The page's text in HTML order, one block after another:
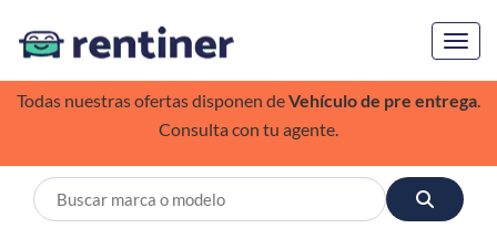
Todas nuestras ofertas disponen deVehículo de pre entrega.
Consulta con tu agente.